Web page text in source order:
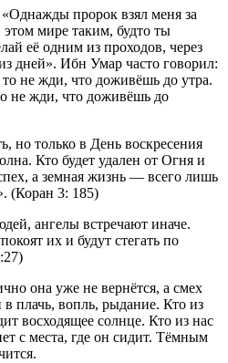
пророк взял меня за
мире таким, будто ты
её одним из проходов, через
дней». Ибн Умар часто говорил:
не жди, что доживёшь до утра.
не жди, что доживёшь до
но только в День воскресения
Кто будет удален от Огня и
а земная жизнь — всего лишь
(Коран 3: 185)
ангелы встречают иначе.
их и будут стегать по
она уже не вернётся, а смех
плачь, вопль, рыдание. Кто из
восходящее солнце. Кто из нас
с места, где он сидит. Тёмным